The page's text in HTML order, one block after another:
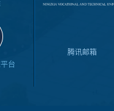
台
腾讯邮箱